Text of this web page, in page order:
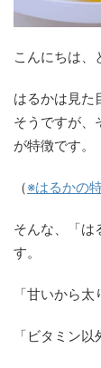
こんにちは、
はるかは見た
そうですが、
が特徴です。
（※はるかの
そんな、「は
す。
「甘いから太
「ビタミン